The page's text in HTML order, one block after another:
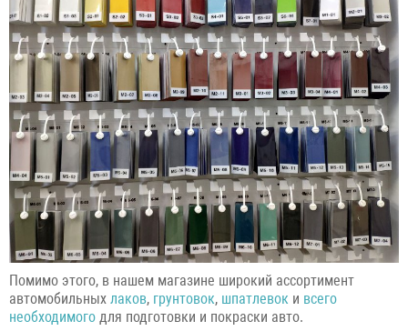
Помимо этого, в нашем магазине широкий ассортимент
автомобильных лаков, грунтовок, шпатлевок и всего
необходимого для подготовки и покраски авто.